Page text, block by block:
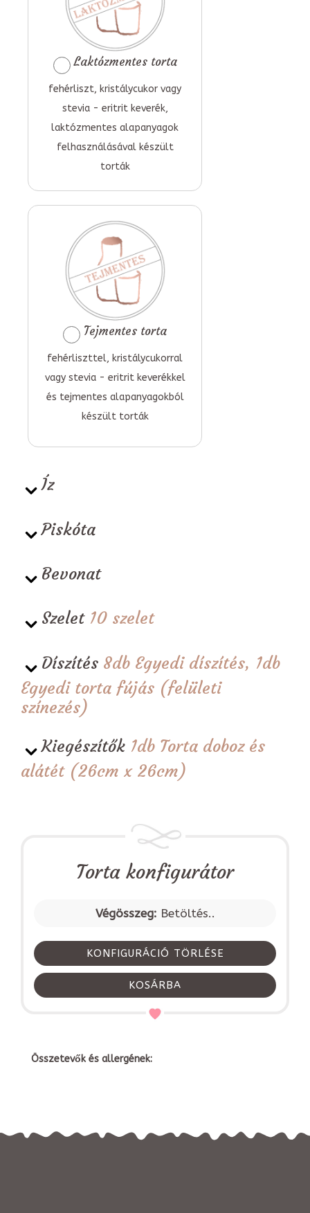
Laktózmentes torta
fehérliszt, kristálycukor vagy
stevia - eritrit keverék,
laktózmentes alapanyagok
felhasználásával készült
torták
Tejmentes torta
fehérliszttel, kristálycukorral
vagy stevia - eritrit keverékkel
és tejmentes alapanyagokból
készült torták
Íz
Piskóta
Bevonat
Szelet 10 szelet
Díszítés 8db Egyedi díszítés, 1db
Egyedi torta fújás (felületi
színezés)
Kiegészítők 1db Torta doboz és
alátét (26cm x 26cm)
Torta konfigurátor
Végösszeg: Betöltés..
KONFIGURÁCIÓ TÖRLÉSE
KOSÁRBA
Összetevők és allergének: